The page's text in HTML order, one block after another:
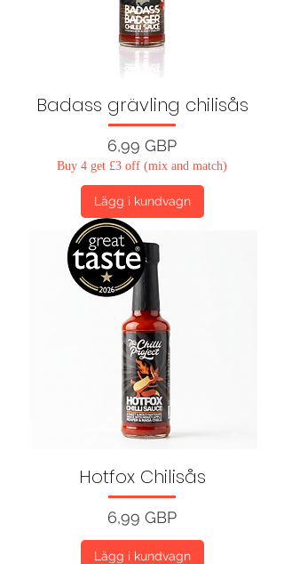
Badass grävling chilisås
Pris
6,99 GBP
Buy 4 get £3 off (mix and match)
Lägg i kundvagn
Hotfox Chilisås
Pris
6,99 GBP
Lägg i kundvagn